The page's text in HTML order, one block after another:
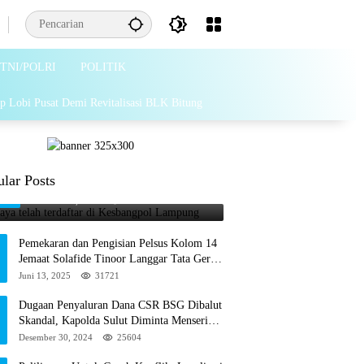
TNI/POLRI POLITIK
Lobi Pusat Demi Revitalisasi BLK Bitung
Posts
Kesbangpol Lampung
Pemekaran dan Pengisian Pelsus Kolom 14
Jemaat Solafide Tinoor Langgar Tata Gereja
2021, Toreh : Ini Perbuatan Melawan
Juni 13, 2025 31721
Dugaan Penyaluran Dana CSR BSG Dibalut
Skandal, Kapolda Sulut Diminta Menseriusi
Hal ini
Desember 30, 2024 25604